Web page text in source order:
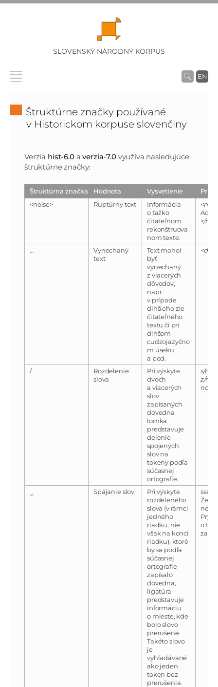
SLOVENSKÝ NÁRODNÝ KORPUS
EN
Štruktúrne značky používané
v Historickom korpuse slovenčiny
Verzia hist-6.0 averzia-7.0 využíva nasledujúce
štruktúrne značky:
Štruktúrna značka Hodnota Vysvetlenie
<noise>
Ruptúrny text
Informácia
o ťažko
čitateľnom
rekonštruova
nom texte.
</
…
Vynechaný
text
Text mohol
byť
vynechaný
z viacerých
dôvodov,
napr.
v prípade
dlhšieho zle
čitateľného
textu či pri
dlhšom
cudzojazyčno
m úseku
a pod.
<de>
/
Rozdelenie
slova
Pri výskyte
dvoch
a viacerých
slov
zapísaných
dovedna
lomka
predstavuje
delenie
spojených
slov na
tokeny podľa
súčasnej
ortografie.
s/
z/
na/
Spájanie slov
Pri výskyte
rozdeleného
slova (v rámci
jedného
riadku, nie
však na konci
riadku), ktoré
by sa podľa
súčasnej
ortografie
zapísalo
dovedna,
ligatúra
predstavuje
informáciu
o mieste, kde
bolo slovo
prerušené.
Takéto slovo
je
vyhľadávané
ako jeden
token bez
prerušenia.
o